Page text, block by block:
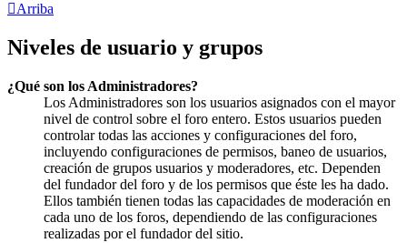
Arriba
Niveles de usuario y grupos
¿Qué son los Administradores?
Los Administradores son los usuarios asignados con el mayor
nivel de control sobre el foro entero. Estos usuarios pueden
controlar todas las acciones y configuraciones del foro,
incluyendo configuraciones de permisos, baneo de usuarios,
creación de grupos usuarios y moderadores, etc. Dependen
del fundador del foro y de los permisos que éste les ha dado.
Ellos también tienen todas las capacidades de moderación en
cada uno de los foros, dependiendo de las configuraciones
realizadas por el fundador del sitio.